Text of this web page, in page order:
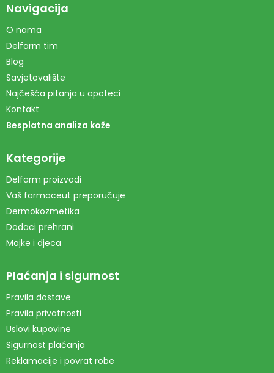
Navigacija
O nama
Delfarm tim
Blog
Savjetovalište
Najčešća pitanja u apoteci
Kontakt
Besplatna analiza kože
Kategorije
Delfarm proizvodi
Vaš farmaceut preporučuje
Dermokozmetika
Dodaci prehrani
Majke i djeca
Plaćanja i sigurnost
Pravila dostave
Pravila privatnosti
Uslovi kupovine
Sigurnost plaćanja
Reklamacije i povrat robe